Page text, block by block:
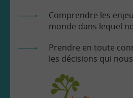
Comprendre les
monde dans lequel
Prendre en toute
les décisions qui